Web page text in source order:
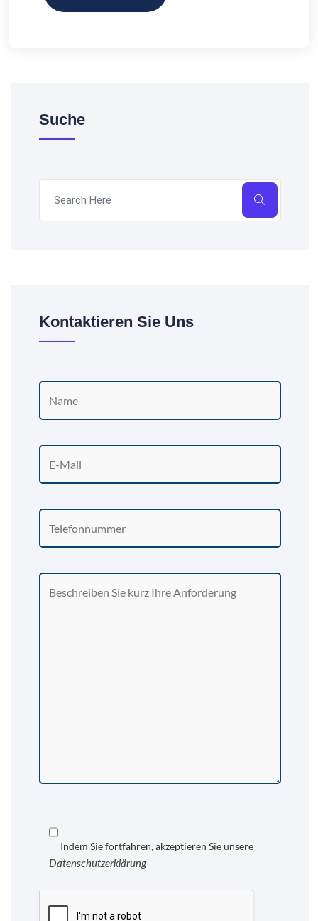
Suche
Kontaktieren Sie Uns
Indem Sie fortfahren, akzeptieren Sie unsere
Datenschutzerklärung